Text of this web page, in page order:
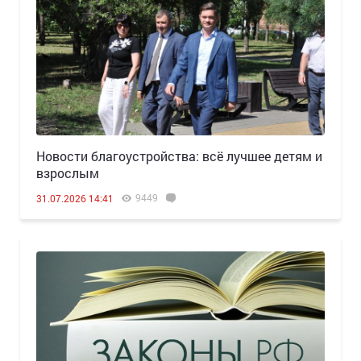
Новости благоустройства: всё лучшее детям и
взрослым
31.07.2026 14:41 9449